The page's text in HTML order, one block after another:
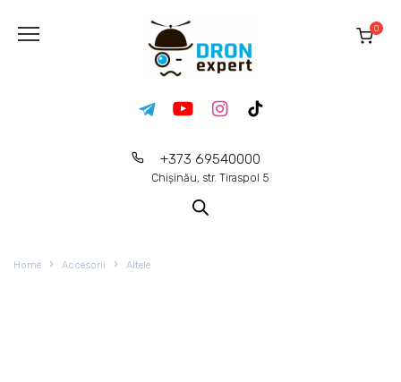
+373 69540000
Chișinău, str. Tiraspol 5
0
Home Accesorii Altele